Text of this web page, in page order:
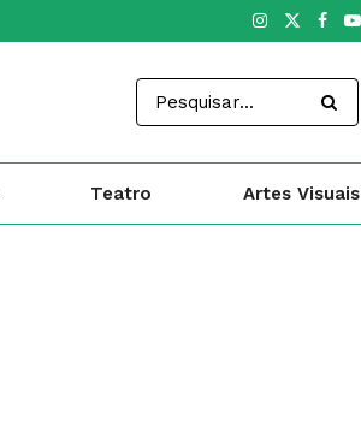
Teatro Artes Visuais